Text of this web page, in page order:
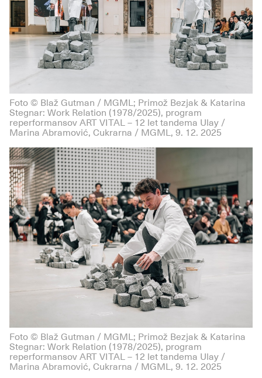
Foto © Blaž Gutman / MGML; Primož Bezjak & Katarina
Stegnar: Work Relation (1978/2025), program
reperformansov ART VITAL – 12 let tandema Ulay /
Marina Abramović, Cukrarna / MGML, 9. 12. 2025
Foto © Blaž Gutman / MGML; Primož Bezjak & Katarina
Stegnar: Work Relation (1978/2025), program
reperformansov ART VITAL – 12 let tandema Ulay /
Marina Abramović, Cukrarna / MGML, 9. 12. 2025